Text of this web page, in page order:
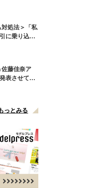
処法＞「私
に乗り込ん
藤佳奈ア
表させてい
っとみる